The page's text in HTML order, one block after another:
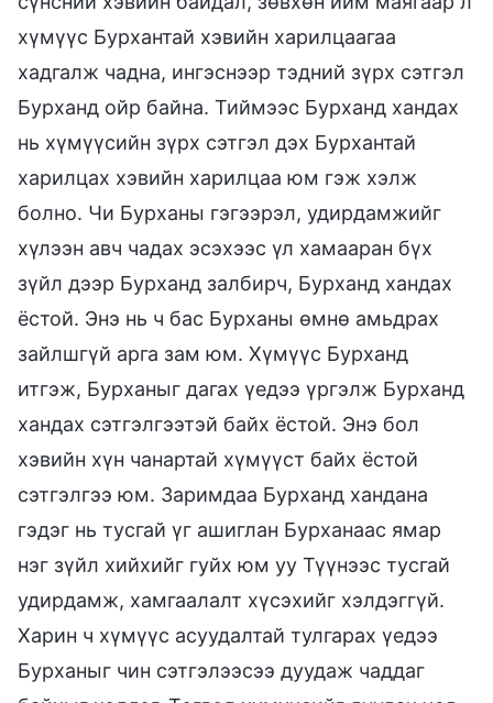
хүмүүс Бурхантай хэвийн харилцаагаа
хадгалж чадна, ингэснээр тэдний зүрх сэтгэл
Бурханд ойр байна. Тиймээс Бурханд хандах
нь хүмүүсийн зүрх сэтгэл дэх Бурхантай
харилцах хэвийн харилцаа юм гэж хэлж
болно. Чи Бурханы гэгээрэл, удирдамжийг
хүлээн авч чадах эсэхээс үл хамааран бүх
зүйл дээр Бурханд залбирч, Бурханд хандах
ёстой. Энэ нь ч бас Бурханы өмнө амьдрах
зайлшгүй арга зам юм. Хүмүүс Бурханд
итгэж, Бурханыг дагах үедээ үргэлж Бурханд
хандах сэтгэлгээтэй байх ёстой. Энэ бол
хэвийн хүн чанартай хүмүүст байх ёстой
сэтгэлгээ юм. Заримдаа Бурханд хандана
гэдэг нь тусгай үг ашиглан Бурханаас ямар
нэг зүйл хийхийг гуйх юм уу Түүнээс тусгай
удирдамж, хамгаалалт хүсэхийг хэлдэггүй.
Харин ч хүмүүс асуудалтай тулгарах үедээ
Бурханыг чин сэтгэлээсээ дуудаж чаддаг